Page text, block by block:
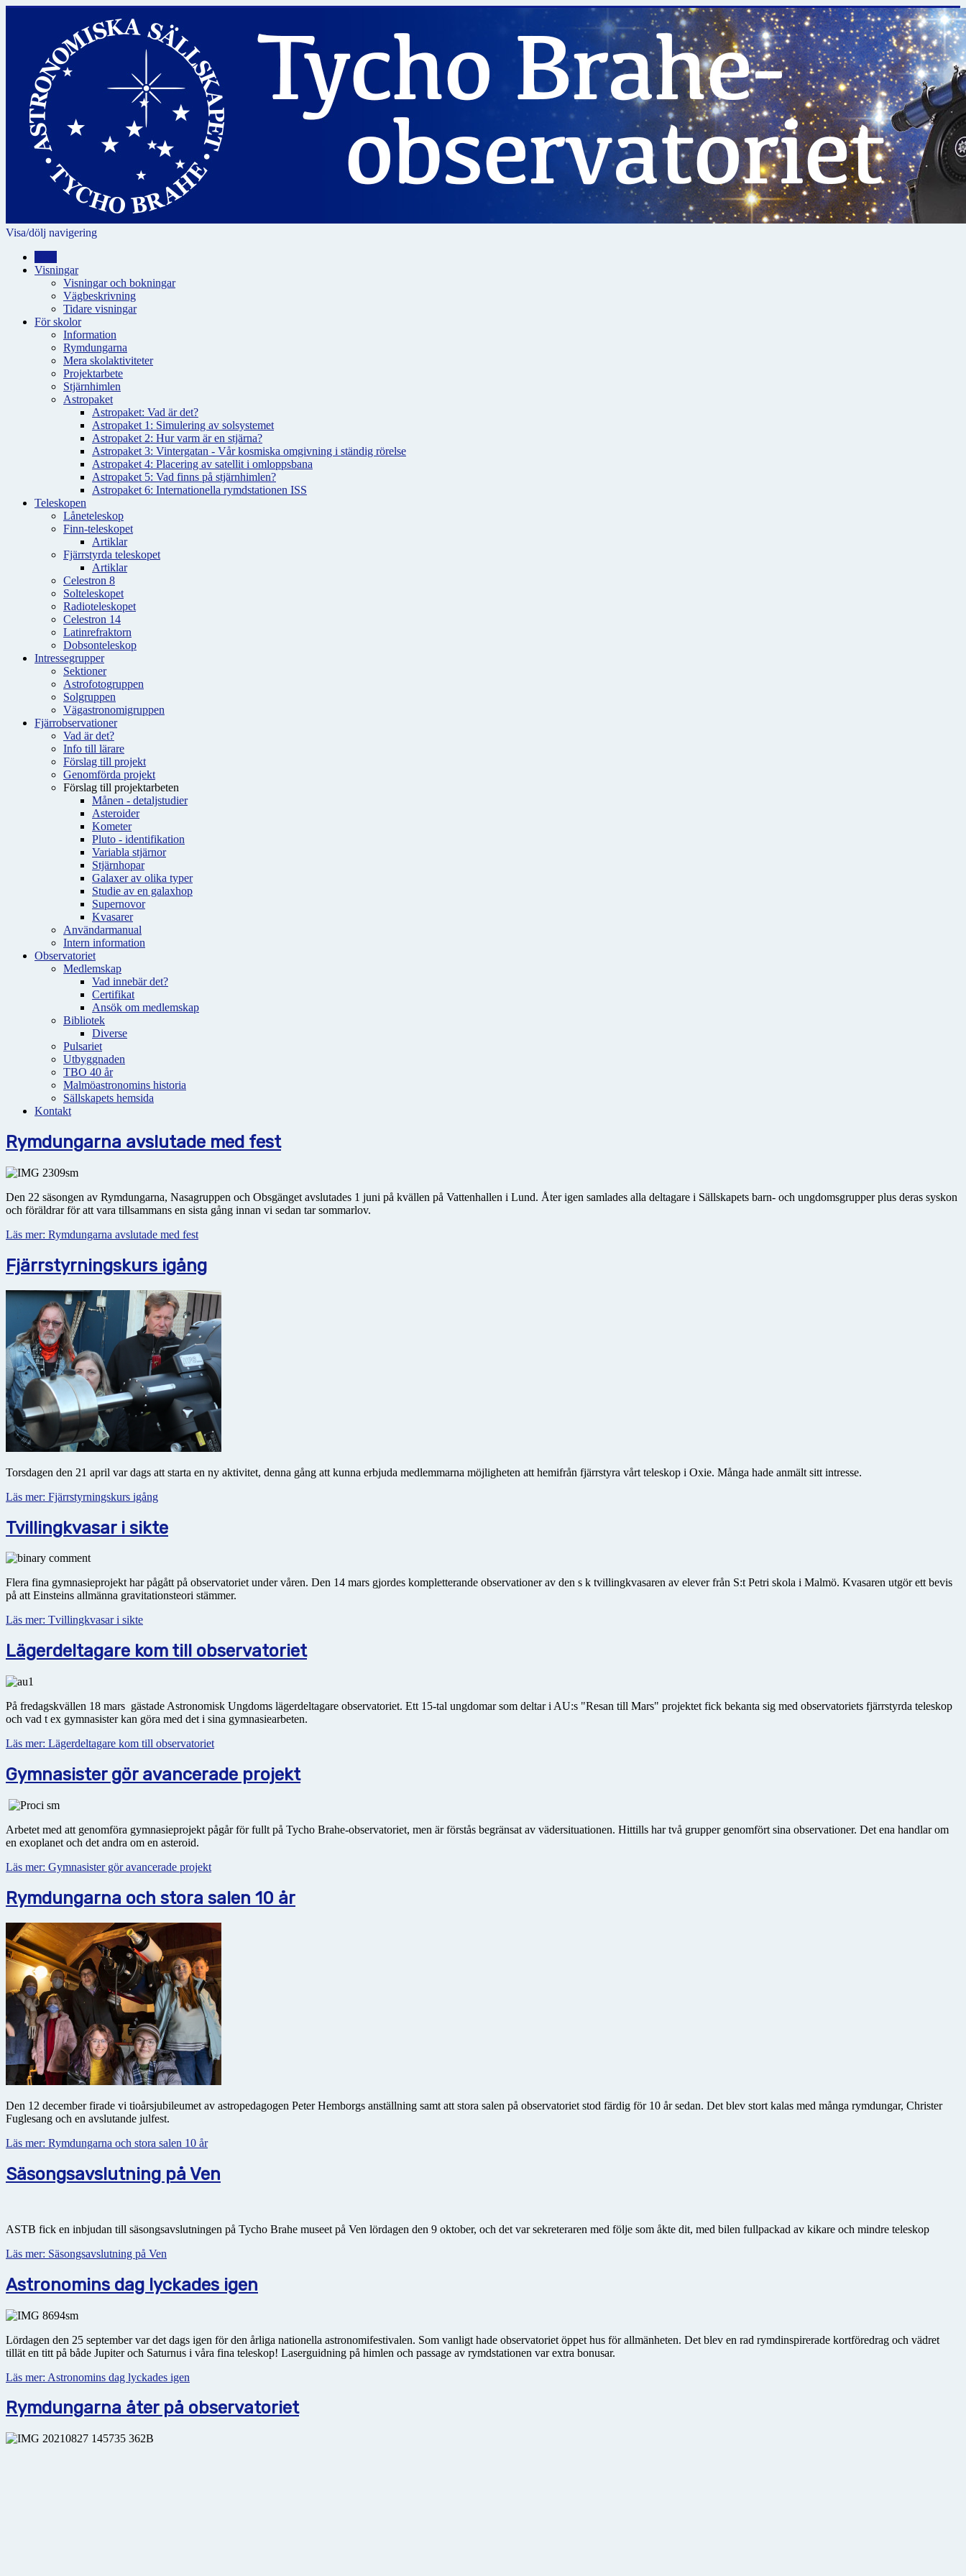
Visa/dölj navigering
Visningar
Visningar och bokningar
Vägbeskrivning
Tidare visningar
För skolor
Information
Rymdungarna
Mera skolaktiviteter
Projektarbete
Stjärnhimlen
Astropaket
Astropaket: Vad är det?
Astropaket 1: Simulering av solsystemet
Astropaket 2: Hur varm är en stjärna?
Astropaket 3: Vintergatan - Vår kosmiska omgivning i ständig rörelse
Astropaket 4: Placering av satellit i omloppsbana
Astropaket 5: Vad finns på stjärnhimlen?
Astropaket 6: Internationella rymdstationen ISS
Teleskopen
Låneteleskop
Finn-teleskopet
Artiklar
Fjärrstyrda teleskopet
Artiklar
Celestron 8
Solteleskopet
Radioteleskopet
Celestron 14
Latinrefraktorn
Dobsonteleskop
Intressegrupper
Sektioner
Astrofotogruppen
Solgruppen
Vägastronomigruppen
Fjärrobservationer
Vad är det?
Info till lärare
Förslag till projekt
Genomförda projekt
Förslag till projektarbeten
Månen - detaljstudier
Asteroider
Kometer
Pluto - identifikation
Variabla stjärnor
Stjärnhopar
Galaxer av olika typer
Studie av en galaxhop
Supernovor
Kvasarer
Användarmanual
Intern information
Observatoriet
Medlemskap
Vad innebär det?
Certifikat
Ansök om medlemskap
Bibliotek
Diverse
Pulsariet
Utbyggnaden
TBO 40 år
Malmöastronomins historia
Sällskapets hemsida
Kontakt
Rymdungarna avslutade med fest
Den 22 säsongen av Rymdungarna, Nasagruppen och Obsgänget avslutades 1 juni på kvällen på Vattenhallen i Lund. Åter igen samlades alla deltagare i Sällskapets barn- och ungdomsgrupper plus deras syskon
och föräldrar för att vara tillsammans en sista gång innan vi sedan tar sommarlov.
Läs mer: Rymdungarna avslutade med fest
Fjärrstyrningskurs igång
Torsdagen den 21 april var dags att starta en ny aktivitet, denna gång att kunna erbjuda medlemmarna möjligheten att hemifrån fjärrstyra vårt teleskop i Oxie. Många hade anmält sitt intresse.
Läs mer: Fjärrstyrningskurs igång
Tvillingkvasar i sikte
Flera fina gymnasieprojekt har pågått på observatoriet under våren. Den 14 mars gjordes kompletterande observationer av den s k tvillingkvasaren av elever från S:t Petri skola i Malmö. Kvasaren utgör ett bevis
på att Einsteins allmänna gravitationsteori stämmer.
Läs mer: Tvillingkvasar i sikte
Lägerdeltagare kom till observatoriet
På fredagskvällen 18 mars gästade Astronomisk Ungdoms lägerdeltagare observatoriet. Ett 15-tal ungdomar som deltar i AU:s "Resan till Mars" projektet fick bekanta sig med observatoriets fjärrstyrda teleskop
och vad t ex gymnasister kan göra med det i sina gymnasiearbeten.
Läs mer: Lägerdeltagare kom till observatoriet
Gymnasister gör avancerade projekt
Arbetet med att genomföra gymnasieprojekt pågår för fullt på Tycho Brahe-observatoriet, men är förstås begränsat av vädersituationen. Hittills har två grupper genomfört sina observationer. Det ena handlar om
en exoplanet och det andra om en asteroid.
Läs mer: Gymnasister gör avancerade projekt
Rymdungarna och stora salen 10 år
Den 12 december firade vi tioårsjubileumet av astropedagogen Peter Hemborgs anställning samt att stora salen på observatoriet stod färdig för 10 år sedan. Det blev stort kalas med många rymdungar, Christer
Fuglesang och en avslutande julfest.
Läs mer: Rymdungarna och stora salen 10 år
Säsongsavslutning på Ven
ASTB fick en inbjudan till säsongsavslutningen på Tycho Brahe museet på Ven lördagen den 9 oktober, och det var sekreteraren med följe som åkte dit, med bilen fullpackad av kikare och mindre teleskop
Läs mer: Säsongsavslutning på Ven
Astronomins dag lyckades igen
Lördagen den 25 september var det dags igen för den årliga nationella astronomifestivalen. Som vanligt hade observatoriet öppet hus för allmänheten. Det blev en rad rymdinspirerade kortföredrag och vädret
tillät en titt på både Jupiter och Saturnus i våra fina teleskop! Laserguidning på himlen och passage av rymdstationen var extra bonusar.
Läs mer: Astronomins dag lyckades igen
Rymdungarna åter på observatoriet